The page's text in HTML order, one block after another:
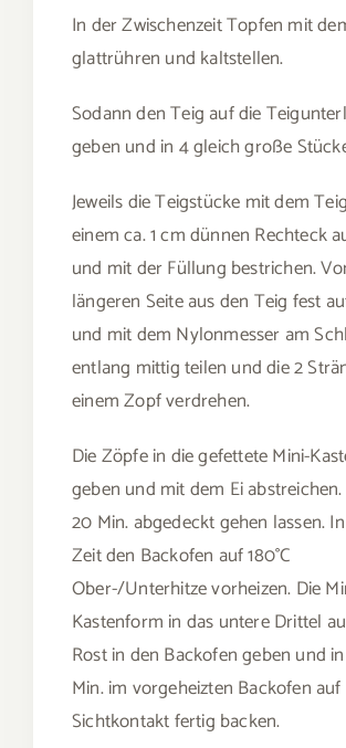
In der Zwischenzeit Topfen mit
glattrühren und kaltstellen.
Sodann den Teig auf die
geben und in 4 gleich große
Jeweils die Teigstücke mit dem
einem ca. 1 cm dünnen Rechteck
und mit der Füllung bestrichen.
längeren Seite aus den Teig fest
und mit dem Nylonmesser am
entlang mittig teilen und die 2
einem Zopf verdrehen.
Die Zöpfe in die gefettete Mini-
geben und mit dem Ei
20 Min. abgedeckt gehen lassen.
Zeit den Backofen auf 180°C
Ober-/Unterhitze vorheizen. Die
Kastenform in das untere Drittel
Rost in den Backofen geben und
Min. im vorgeheizten Backofen auf
Sichtkontakt fertig backen.